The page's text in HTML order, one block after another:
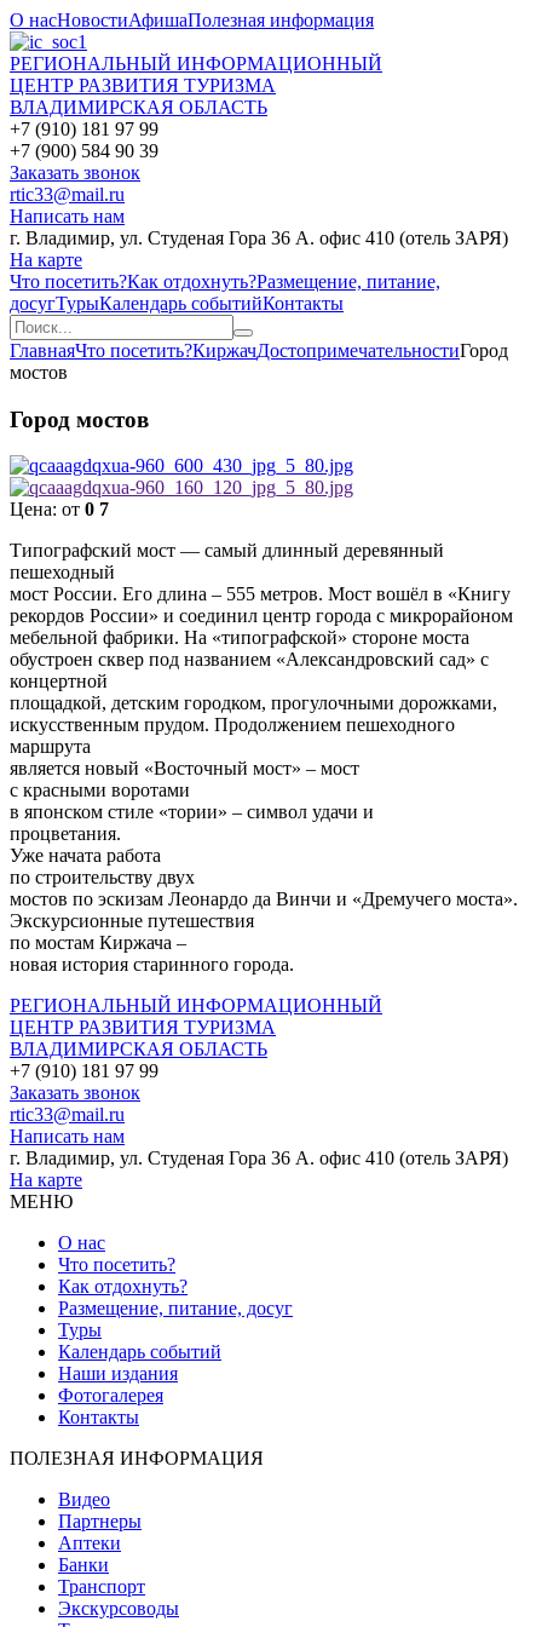
О насНовостиАфишаПолезная информация
РЕГИОНАЛЬНЫЙ ИНФОРМАЦИОННЫЙ
ЦЕНТР РАЗВИТИЯ ТУРИЗМА
ВЛАДИМИРСКАЯ ОБЛАСТЬ
+7 (910) 181 97 99
+7 (900) 584 90 39
Заказать звонок
rtic33@mail.ru
Написать нам
г. Владимир, ул. Студеная Гора 36 А. офис 410 (отель ЗАРЯ)
На карте
Что посетить?Как отдохнуть?Размещение, питание,
досугТурыКалендарь событийКонтакты
ГлавнаяЧто посетить?КиржачДостопримечательностиГород
мостов
Город мостов
Цена: от 0 7
Типографский мост — самый длинный деревянный
пешеходный
мост России. Его длина – 555 метров. Мост вошёл в «Книгу
рекордов России» и соединил центр города с микрорайоном
мебельной фабрики. На «типографской» стороне моста
обустроен сквер под названием «Александровский сад» с
концертной
площадкой, детским городком, прогулочными дорожками,
искусственным прудом. Продолжением пешеходного
маршрута
является новый «Восточный мост» – мост
с красными воротами
в японском стиле «тории» – символ удачи и
процветания.
Уже начата работа
по строительству двух
мостов по эскизам Леонардо да Винчи и «Дремучего моста».
Экскурсионные путешествия
по мостам Киржача –
новая история старинного города.
РЕГИОНАЛЬНЫЙ ИНФОРМАЦИОННЫЙ
ЦЕНТР РАЗВИТИЯ ТУРИЗМА
ВЛАДИМИРСКАЯ ОБЛАСТЬ
+7 (910) 181 97 99
Заказать звонок
rtic33@mail.ru
Написать нам
г. Владимир, ул. Студеная Гора 36 А. офис 410 (отель ЗАРЯ)
На карте
МЕНЮ
О нас
Что посетить?
Как отдохнуть?
Размещение, питание, досуг
Туры
Календарь событий
Наши издания
Фотогалерея
Контакты
ПОЛЕЗНАЯ ИНФОРМАЦИЯ
Видео
Партнеры
Аптеки
Банки
Транспорт
Экскурсоводы